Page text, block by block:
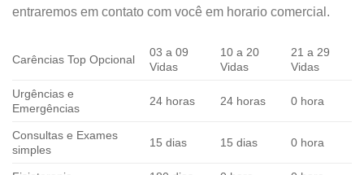
entraremos em contato com você em horario comercial.
Carências Top Opcional
03 a 09
Vidas
10 a 20
Vidas
21 a 29
Vidas
Urgências e
Emergências
24 horas 24 horas 0 hora
Consultas e Exames
simples
15 dias 15 dias 0 hora